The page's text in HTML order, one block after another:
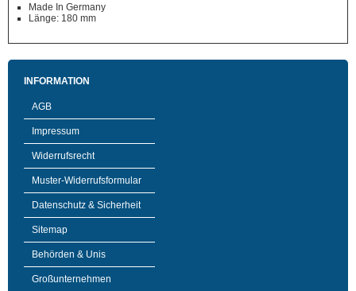
Made In Germany
Länge: 180 mm
INFORMATION
AGB
Impressum
Widerrufsrecht
Muster-Widerrufsformular
Datenschutz & Sicherheit
Sitemap
Behörden & Unis
Großunternehmen